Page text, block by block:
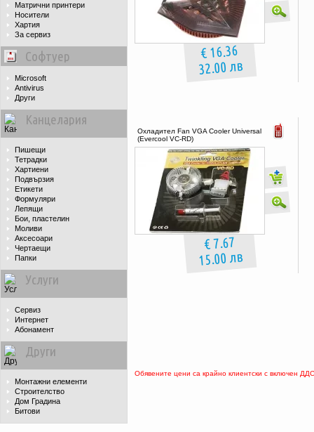
Матрични принтери
Носители
Хартия
За сервиз
Софтуер
Microsoft
Antivirus
Други
Канцелария
Пишещи
Тетрадки
Хартиени
Подвързия
Етикети
Формуляри
Лепящи
Бои, пластелин
Моливи
Аксесоари
Чертаещи
Папки
Услуги
Сервиз
Интернет
Абонамент
Други
Монтажни елементи
Строителство
Дом Градина
Битови
€ 16.36
32.00 лв
Охладител Fan VGA Cooler Universal
(Evercool VC-RD)
€ 7.67
15.00 лв
Обявените цени са крайно клиентски с включен ДДС